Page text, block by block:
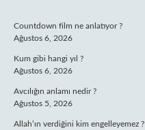
SIDEBAR
Countdown film ne anlatıyor ?
Ağustos 6, 2026
Kum gibi hangi yıl ?
Ağustos 6, 2026
Avcılığın anlamı nedir ?
Ağustos 5, 2026
Allah’ın verdiğini kim engelleyemez ?